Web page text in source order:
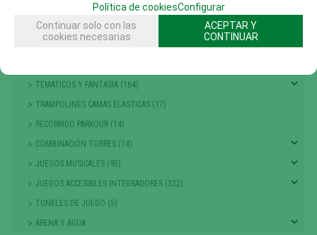
TIOVIVOS , CARRUSELES Y DINAMICOS (25)
PASARELAS (7)
TEMATICOS Y FANTASIA (164)
TRAMPOLINES CAMAS ELASTICAS (17)
RECORRIDO PARKOUR (14)
COMBINACIÓN TORRES (14)
JUEGOS MUSICALES (95)
JUEGOS ACCESIBLES INTEGRADORES (322)
TUNELES DE JUEGO (5)
ARENA Y AGUA
Política de cookiesConfigurar
Continuar solo con las
cookies necesarias
ACEPTAR Y
CONTINUAR